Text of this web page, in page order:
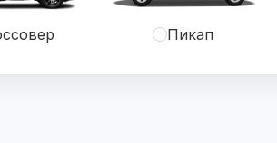
Пикап